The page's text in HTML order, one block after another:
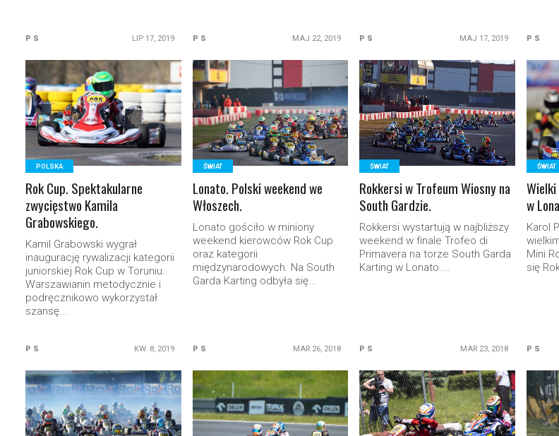
P S LIP 17, 2019 P S MAJ 22, 2019 P S MAJ 17, 2019 P S
READ MORE
POLSKA
Rok Cup. Spektakularne
zwycięstwo Kamila
Grabowskiego.
Kamil Grabowski wygrał
inaugurację rywalizacji kategorii
juniorskiej Rok Cup w Toruniu.
Warszawianin metodycznie i
podręcznikowo wykorzystał
szansę...
P S KW. 8, 2019
READ MORE
ŚWIAT
Lonato. Polski weekend we
Włoszech.
Lonato gościło w miniony
weekend kierowców Rok Cup
oraz kategorii
międzynarodowych. Na South
Garda Karting odbyła się...
P S MAR 26, 2018
READ MORE
ŚWIAT
Rokkersi w Trofeum Wiosny na
South Gardzie.
Rokkersi wystartują w najbliższy
weekend w finale Trofeo di
Primavera na torze South Garda
Karting w Lonato....
P S MAR 23, 2018
ŚWIAT
w
Karol
Mini
się
P S
READ MORE READ MORE READ MORE